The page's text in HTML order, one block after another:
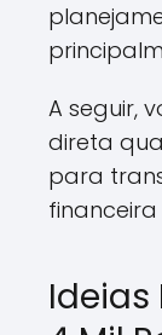
A seguir,
direta
para
Ideias